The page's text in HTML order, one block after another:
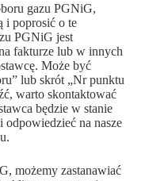
gazu PGNiG,
i poprosić o te
PGNiG jest
fakturze lub w innych
Może być
lub skrót „Nr punktu
warto skontaktować
będzie w stanie
na nasze
możemy zastanawiać